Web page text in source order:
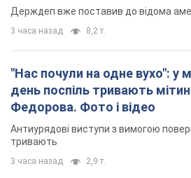
Держдеп вже поставив до відома
3 часа назад 8,2 т.
"Нас почули на одне вухо": у
день поспіль тривають
Федорова. Фото і відео
Антиурядові виступи з вимогою
тривають
3 часа назад 2,9 т.